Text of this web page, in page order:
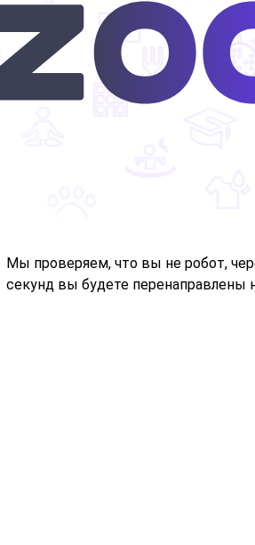
Мы проверяем, что вы не робот,
секунд вы будете перенаправлены